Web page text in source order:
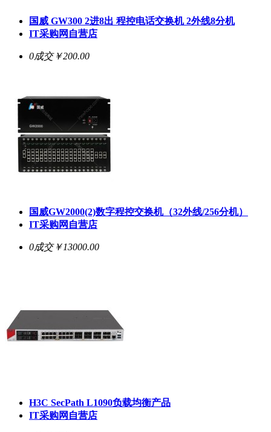
国威 GW300 2进8出 程控电话交换机 2外线8分机
IT采购网自营店
0成交￥200.00
国威GW2000(2)数字程控交换机（32外线/256分机）
IT采购网自营店
0成交￥13000.00
H3C SecPath L1090负载均衡产品
IT采购网自营店